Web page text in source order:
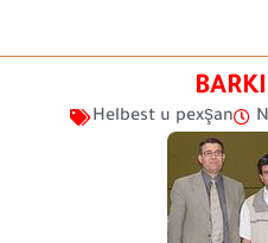
Helbest u pexşan